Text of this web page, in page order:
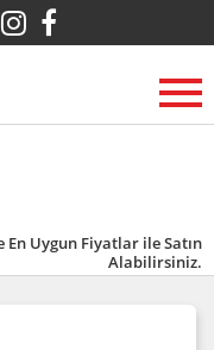
Uygun Fiyatlar ile Satın
Alabilirsiniz.